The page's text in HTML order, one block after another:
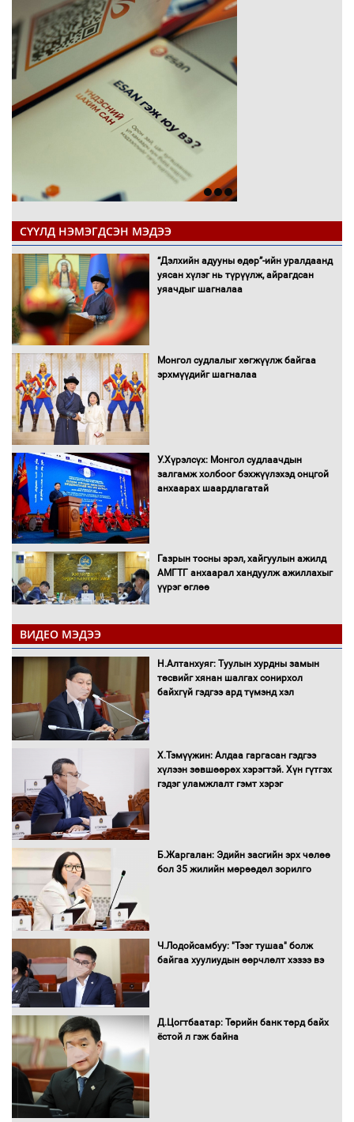
СҮҮЛД НЭМЭГДСЭН МЭДЭЭ
“Дэлхийн адууны өдөр”-ийн уралдаанд
уясан хүлэг нь түрүүлж, айрагдсан
уяачдыг шагналаа
Монгол судлалыг хөгжүүлж байгаа
эрхмүүдийг шагналаа
У.Хүрэлсүх: Монгол судлаачдын
залгамж холбоог бэхжүүлэхэд онцгой
анхаарах шаардлагатай
Газрын тосны эрэл, хайгуулын ажилд
АМГТГ анхаарал хандуулж ажиллахыг
үүрэг өглөө
Н.Номтойбаяр: Орон нутаг хөгжихөд
чөдөр болж буй хууль, эрхзүйн орчныг
шинэчилнэ
чиглэлийн төмөр замыг ашиглалтад
оруулахаар бэлтгэж байна
асаалаа
салбарын бодлого, хууль тогтоомжид
тусган бодит шийдэлд хүргэхийн
Засгийн газраас хөнгөлөлттэй зээлээр
ВИДЕО МЭДЭЭ
Н.Алтанхуяг: Туулын хурдны замын
төсвийг хянан шалгах сонирхол
байхгүй гэдгээ ард түмэнд хэл
Х.Тэмүүжин: Алдаа гаргасан гэдгээ
хүлээн зөвшөөрөх хэрэгтэй. Хүн гүтгэх
гэдэг уламжлалт гэмт хэрэг
Б.Жаргалан: Эдийн засгийн эрх чөлөө
бол 35 жилийн мөрөөдөл зорилго
Ч.Лодойсамбуу: "Тээг тушаа" болж
байгаа хуулиудын өөрчлөлт хэзээ вэ
Д.Цогтбаатар: Төрийн банк төрд байх
ёстой л гэж байна